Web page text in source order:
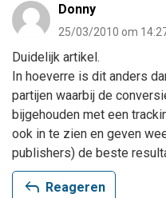
Donny
25/03/2010 om
Duidelijk artikel.
In hoeverre is dit anders
partijen waarbij de
bijgehouden met een
ook in te zien en geven
publishers) de beste
reply Reageren